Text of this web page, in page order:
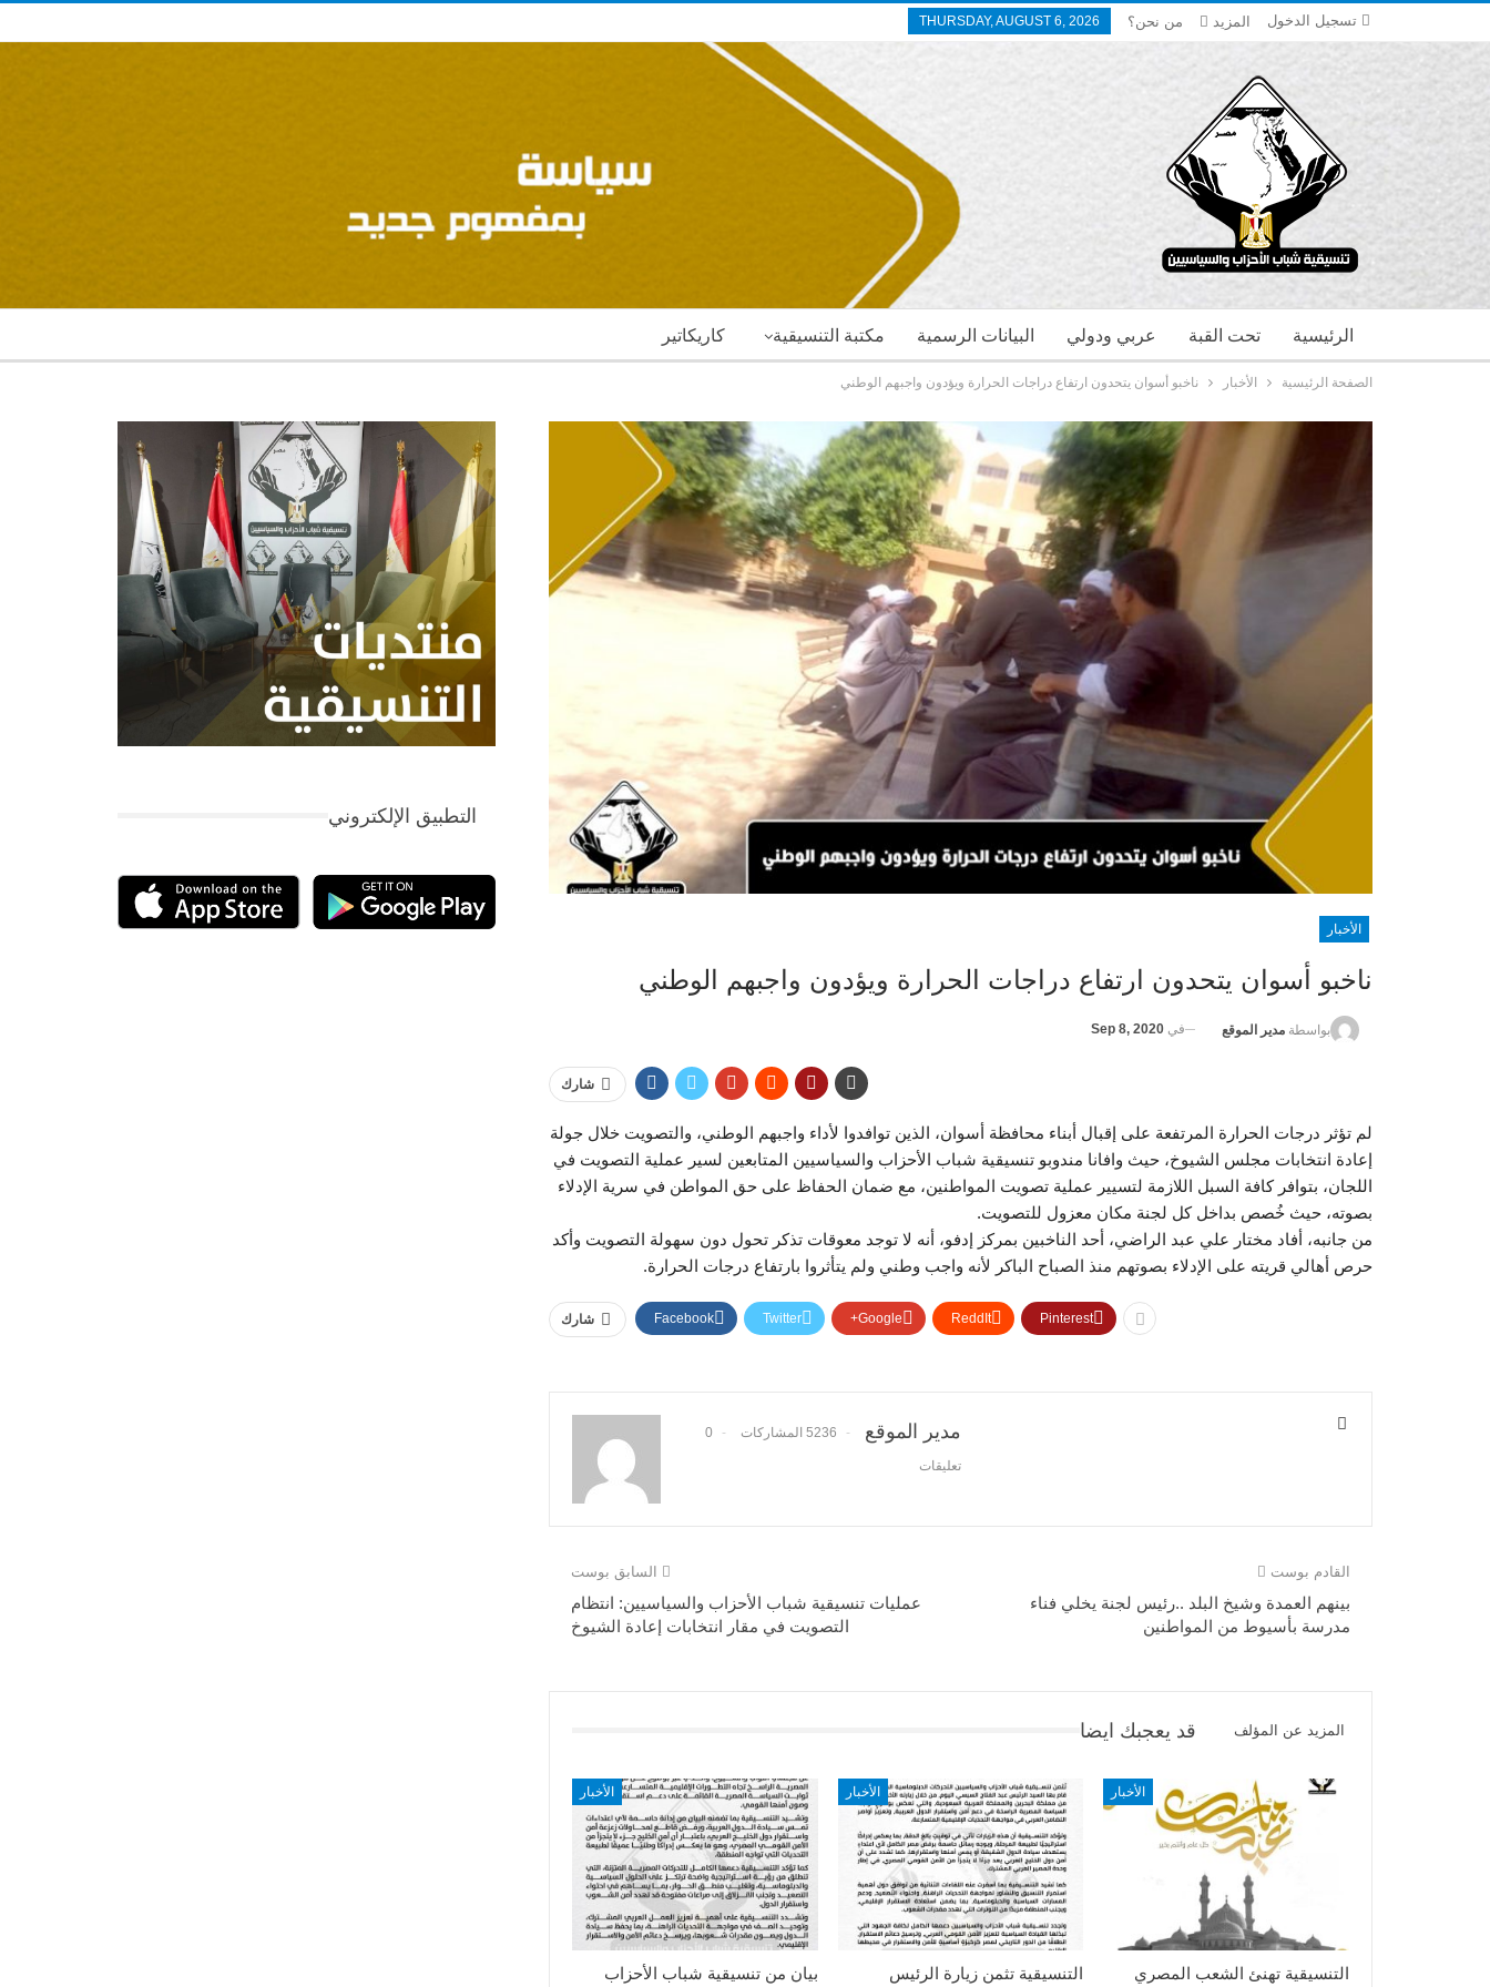
تسجيل الدخول THURSDAY, AUGUST 6, 2026 من نحن؟ المزيد
كاريكاتير مكتبة التنسيقية البيانات الرسمية عربي ودولي تحت القبة الرئيسية
الصفحة الرئيسية الأخبار ناخبو أسوان يتحدون ارتفاع دراجات الحرارة ويؤدون واجبهم الوطني
الأخبار
ناخبو أسوان يتحدون ارتفاع دراجات الحرارة ويؤدون واجبهم الوطني
بواسطة مدير الموقع في Sep 8, 2020
شارك
لم تؤثر درجات الحرارة المرتفعة على إقبال أبناء محافظة أسوان، الذين توافدوا لأداء واجبهم الوطني، والتصويت خلال جولة
إعادة انتخابات مجلس الشيوخ، حيث وافانا مندوبو تنسيقية شباب الأحزاب والسياسيين المتابعين لسير عملية التصويت في
اللجان، بتوافر كافة السبل اللازمة لتسيير عملية تصويت المواطنين، مع ضمان الحفاظ على حق المواطن في سرية الإدلاء
بصوته، حيث خُصص بداخل كل لجنة مكان معزول للتصويت.
من جانبه، أفاد مختار علي عبد الراضي، أحد الناخبين بمركز إدفو، أنه لا توجد معوقات تذكر تحول دون سهولة التصويت وأكد
حرص أهالي قريته على الإدلاء بصوتهم منذ الصباح الباكر لأنه واجب وطني ولم يتأثروا بارتفاع درجات الحرارة.
شارك Facebook Twitter Google+ ReddIt Pinterest
مدير الموقع 5236 المشاركات 0
تعليقات
السابق بوست
عمليات تنسيقية شباب الأحزاب والسياسيين: انتظام
التصويت في مقار انتخابات إعادة الشيوخ
القادم بوست
بينهم العمدة وشيخ البلد ..رئيس لجنة يخلي فناء
مدرسة بأسيوط من المواطنين
قد يعجبك ايضا المزيد عن المؤلف
الأخبار
بيان من تنسيقية شباب الأحزاب
الأخبار
التنسيقية تثمن زيارة الرئيس
الأخبار
التنسيقية تهنئ الشعب المصري
التطبيق الإلكتروني